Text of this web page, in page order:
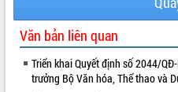
Văn bản liên quan
Triển khai Quyết định số 2044/
trưởng Bộ Văn hóa, Thể thao và